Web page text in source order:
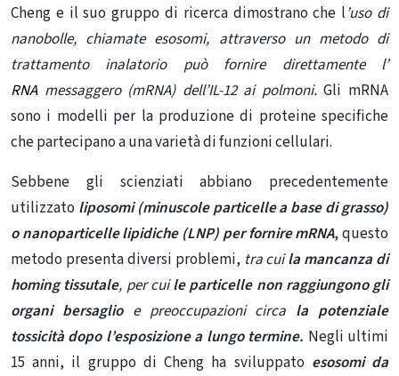
Cheng e il suo gruppo di ricerca dimostrano che l’uso di
nanobolle, chiamate esosomi, attraverso un metodo di
trattamento inalatorio può fornire direttamente l’
RNAmessaggero (mRNA) dell’IL-12 ai polmoni.Gli mRNA
sono i modelli per la produzione di proteine ​​specifiche
che partecipano a una varietà di funzioni cellulari.
Sebbene gli scienziati abbiano precedentemente
utilizzato liposomi (minuscole particelle a base di grasso)
o nanoparticelle lipidiche (LNP) per fornire mRNA, questo
metodo presenta diversi problemi, tra cuila mancanza di
homing tissutale, per cuile particelle non raggiungono gli
organi bersaglioe preoccupazioni circa la potenziale
tossicità dopo l’esposizione a lungo termine. Negli ultimi
15 anni, il gruppo di Cheng ha sviluppato esosomi da